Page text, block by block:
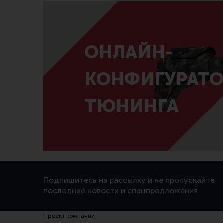
ОНЛАЙН-
ТЮНИНГА
Подпишитесь на рассылку и не пропускайте
последние новости и спецпредложения
Проект компании